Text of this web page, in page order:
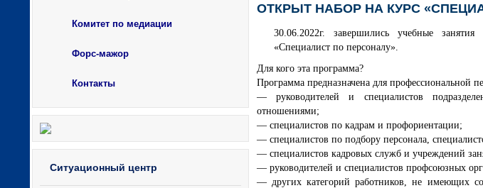
Комитет по медиации
Форс-мажор
Контакты
Ситуационный центр
ОТКРЫТ НАБОР НА КУРС
30.06.2022г. завершились учебные
«Специалист по персоналу».
Для кого эта программа?
Программа предназначена для профессиональной
— руководителей и специалистов
отношениями;
— специалистов по кадрам и профориентации;
— специалистов по подбору персонала,
— специалистов кадровых служб и учреждений
— руководителей и специалистов профсоюзных
— других категорий работников, не имеющих